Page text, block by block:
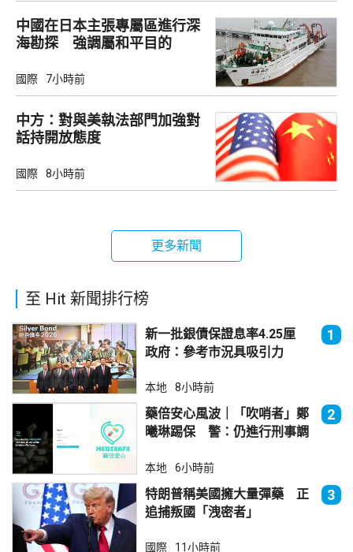
中國在日本主張專屬區進行深
海勘探 強調屬和平目的
國際 7小時前
中方：對與美執法部門加強對
話持開放態度
國際 8小時前
更多新聞
至 Hit 新聞排行榜
新一批銀債保證息率4.25厘
政府：參考市況具吸引力
1
本地 8小時前
藥倍安心風波｜「吹哨者」鄭
曦琳踢保 警：仍進行刑事調
2
本地 6小時前
特朗普稱美國擁大量彈藥 正
追捕叛國「洩密者」
3
國際 11小時前